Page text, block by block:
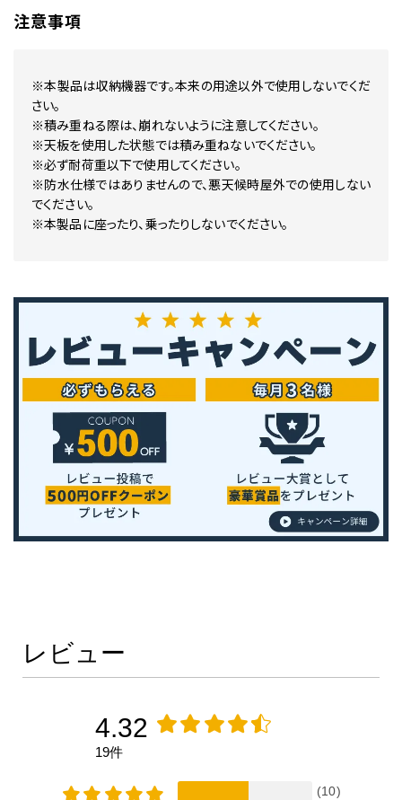
注意事項
※本製品は収納機器です。本来の用途以外で使用しないでくだ
さい。
※積み重ねる際は、崩れないように注意してください。
※天板を使用した状態では積み重ねないでください。
※必ず耐荷重以下で使用してください。
※防水仕様ではありませんので、悪天候時屋外での使用しない
でください。
※本製品に座ったり、乗ったりしないでください。
レビュー
4.32
19件
(10)